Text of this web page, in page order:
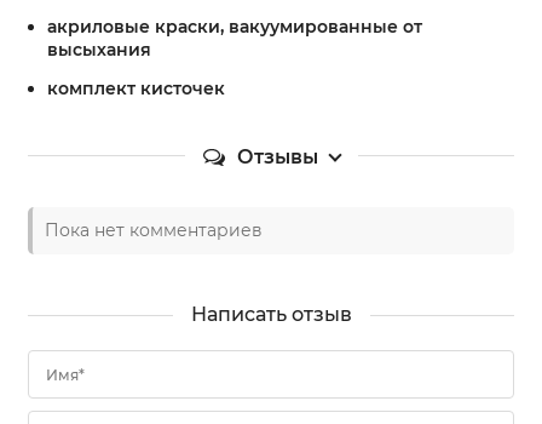
акриловые краски, вакуумированные от
высыхания
комплект кисточек
Отзывы
Пока нет комментариев
Написать отзыв
Имя*